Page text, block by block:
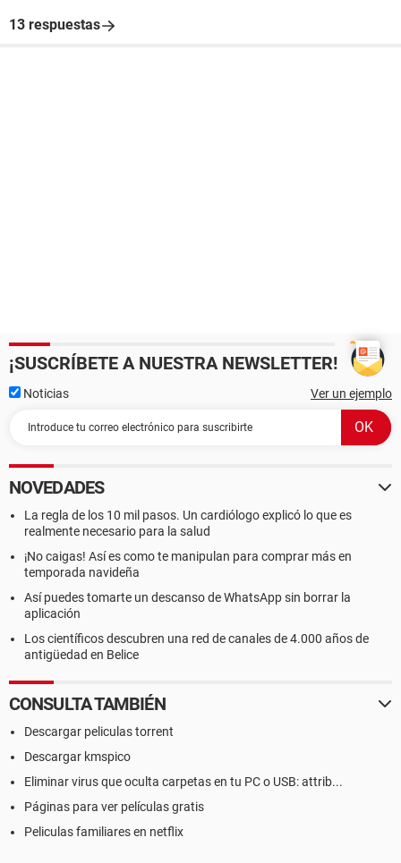
13 respuestas
¡SUSCRÍBETE A NUESTRA NEWSLETTER!
Noticias Ver un ejemplo
NOVEDADES
La regla de los 10 mil pasos. Un cardiólogo explicó lo que es
realmente necesario para la salud
¡No caigas! Así es como te manipulan para comprar más en
temporada navideña
Así puedes tomarte un descanso de WhatsApp sin borrar la
aplicación
Los científicos descubren una red de canales de 4.000 años de
antigüedad en Belice
CONSULTA TAMBIÉN
Descargar peliculas torrent
Descargar kmspico
Eliminar virus que oculta carpetas en tu PC o USB: attrib...
Páginas para ver películas gratis
Peliculas familiares en netflix